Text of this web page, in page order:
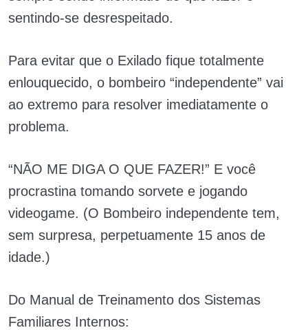
sentindo-se desrespeitado.
Para evitar que o Exilado fique totalmente
enlouquecido, o bombeiro “independente” vai
ao extremo para resolver imediatamente o
problema.
“NÃO ME DIGA O QUE FAZER!” E você
procrastina tomando sorvete e jogando
videogame. (O Bombeiro independente tem,
sem surpresa, perpetuamente 15 anos de
idade.)
Do Manual de Treinamento dos Sistemas
Familiares Internos: